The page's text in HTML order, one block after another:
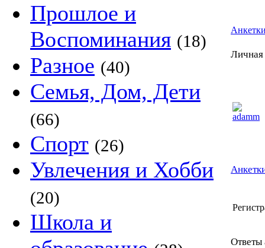
Прошлое и
Воспоминания (18)
Разное (40)
Семья, Дом, Дети
(66)
Спорт (26)
Увлечения и Хобби
(20)
Школа и
Личная
Ответы